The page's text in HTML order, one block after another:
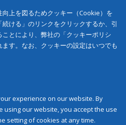
上を図るためクッキー（Cookie）を
ける」のリンクをクリックするか、引
とにより、弊社の「クッキーポリシ
す。なお、クッキーの設定はいつでも
experience on our website. By
using our website, you accept the use
setting of cookies at any time.